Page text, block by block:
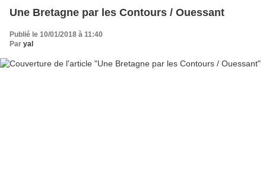
Une Bretagne par les Contours / Ouessant
Publié le 10/01/2018 à 11:40
Par yal